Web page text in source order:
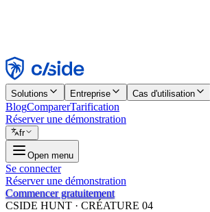
Rejeter
Solutions Entreprise Cas d'utilisation
BlogComparerTarification
Réserver une démonstration
fr
Open menu
Se connecter
Réserver une démonstration
Commencer gratuitement
CSIDE HUNT · CRÉATURE 04